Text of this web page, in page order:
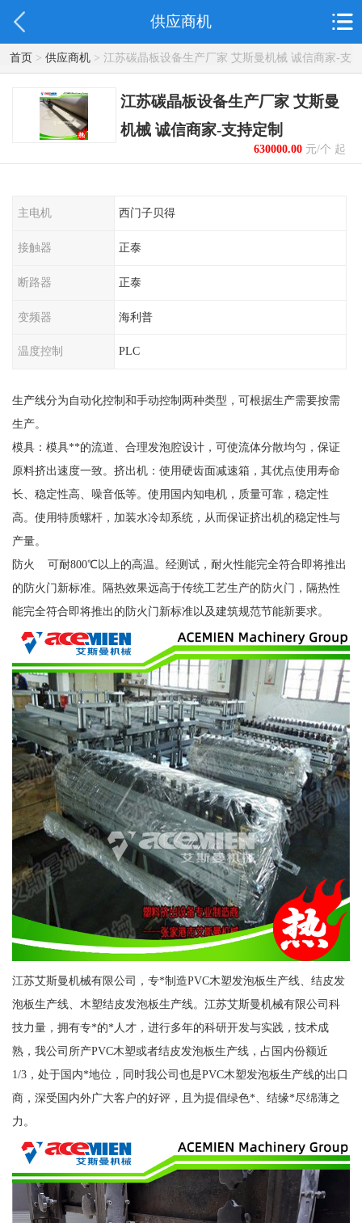
供应商机
首页> 供应商机> 江苏碳晶板设备生产厂家 艾斯曼机械 诚信商家-支
持定制
江苏碳晶板设备生产厂家 艾斯曼
机械 诚信商家-支持定制
630000.00元/个 起
主电机 西门子贝得
接触器 正泰
断路器 正泰
变频器 海利普
温度控制 PLC
生产线分为自动化控制和手动控制两种类型，可根据生产需要按需
生产。
模具：模具**的流道、合理发泡腔设计，可使流体分散均匀，保证
原料挤出速度一致。挤出机：使用硬齿面减速箱，其优点使用寿命
长、稳定性高、噪音低等。使用国内知电机，质量可靠，稳定性
高。使用特质螺杆，加装水冷却系统，从而保证挤出机的稳定性与
产量。
防火 可耐800℃以上的高温。经测试，耐火性能完全符合即将推出
的防火门新标准。隔热效果远高于传统工艺生产的防火门，隔热性
能完全符合即将推出的防火门新标准以及建筑规范节能新要求。
江苏艾斯曼机械有限公司，专*制造PVC木塑发泡板生产线、结皮发
泡板生产线、木塑结皮发泡板生产线。江苏艾斯曼机械有限公司科
技力量，拥有专*的*人才，进行多年的科研开发与实践，技术成
熟，我公司所产PVC木塑或者结皮发泡板生产线，占国内份额近
1/3，处于国内*地位，同时我公司也是PVC木塑发泡板生产线的出口
商，深受国内外广大客户的好评，且为提倡绿色*、结缘*尽绵薄之
力。